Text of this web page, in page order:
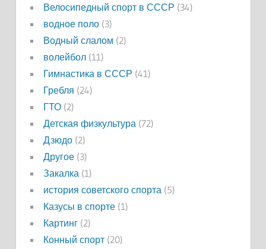
Велосипедный спорт в СССР (34)
водное поло(3)
Водный слалом (2)
волейбол(11)
Гимнастика в СССР (41)
Гребля (24)
ГТО(2)
Детская физкультура (72)
Дзюдо(2)
Другое(3)
Закалка (1)
история советского спорта (5)
Казусы в спорте(1)
Картинг(2)
Конный спорт(20)